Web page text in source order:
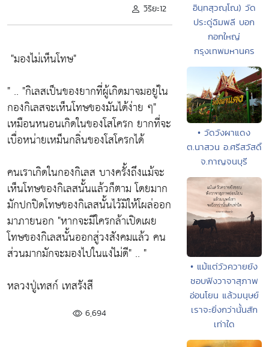
วิริยะ12
"มองไม่เห็นโทษ"
" .. "กิเลสเป็นของยากที่ผู้เกิดมาจมอยู่ใน
กองกิเลสจะเห็นโทษของมันได้ง่าย ๆ"
เหมือนหนอนเกิดในของโสโครก ยากที่จะ
เบื่อหน่ายเหม็นกลิ่นของโสโครกได้
คนเราเกิดในกองกิเลส บางครั้งถึงแม้จะ
เห็นโทษของกิเลสนั้นแล้วก็ตาม โดยมาก
มักปกปิดโทษของกิเลสนั้นไว้มิให้โผล่ออก
มาภายนอก "หากจะมีใครกล้าเปิดเผย
โทษของกิเลสนั้นออกสู่วงสังคมแล้ว คน
ส่วนมากมักจะมองไปในแง่ไม่ดี" .. "
หลวงปู่เทสก์ เทสรังสี
6,694
อินฺทสุวณฺโณ) วัด
ประดู่ฉิมพลี บอก
กอกใหญ่
กรุงเทพมหานคร
• วัดวังผาแดง
ต.นาสวน อ.ศรีสวัสดิ์
จ.กาญจนบุรี
• แม้แต่วัวควายยัง
ชอบฟังวาจาสุภาพ
อ่อนโยน แล้วมนุษย์
เราจะยิ่งกว่านั้นสัก
เท่าใด